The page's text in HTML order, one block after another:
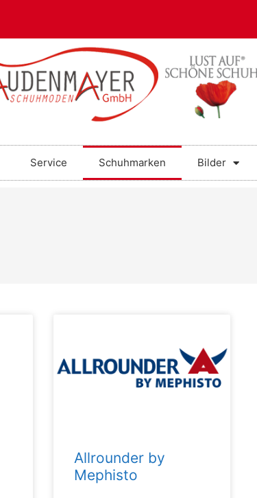
Service Schuhmarken Bilder
Allrounder by
Mephisto